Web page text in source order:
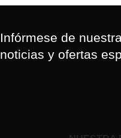
Infórmese de
noticias y ofertas